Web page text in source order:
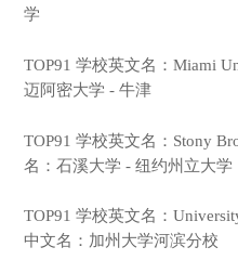
学
TOP91 学校英文名：Miami
迈阿密大学 - 牛津
TOP91 学校英文名：Stony
名：石溪大学 - 纽约州立大学
TOP91 学校英文名：
中文名：加州大学河滨分校